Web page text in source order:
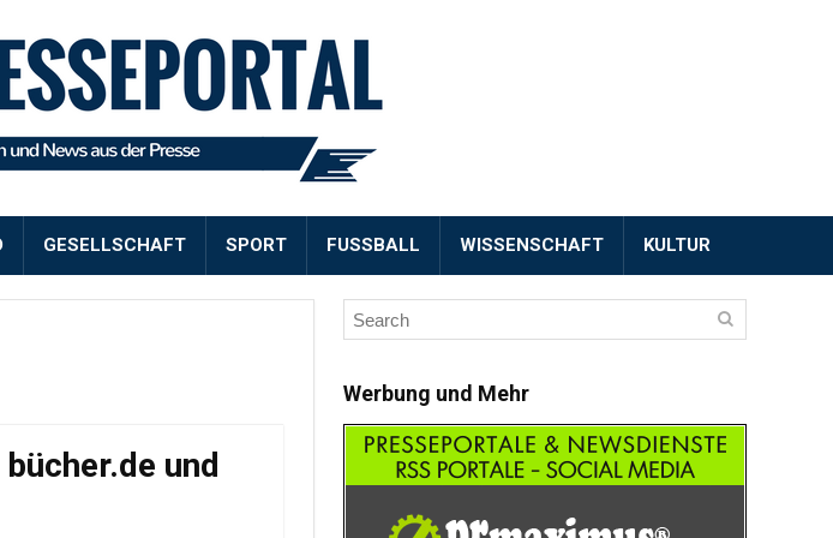
GESELLSCHAFT SPORT FUSSBALL WISSENSCHAFT KULTUR
und
Werbung und Mehr